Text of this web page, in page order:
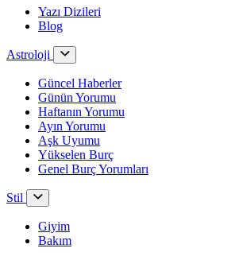
Yazı Dizileri
Blog
Astroloji
Güncel Haberler
Günün Yorumu
Haftanın Yorumu
Ayın Yorumu
Aşk Uyumu
Yükselen Burç
Genel Burç Yorumları
Stil
Giyim
Bakım